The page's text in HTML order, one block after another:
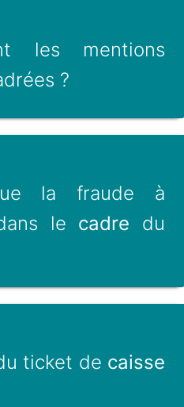
les mentions
?
la fraude à
le cadre du
ticket de caisse